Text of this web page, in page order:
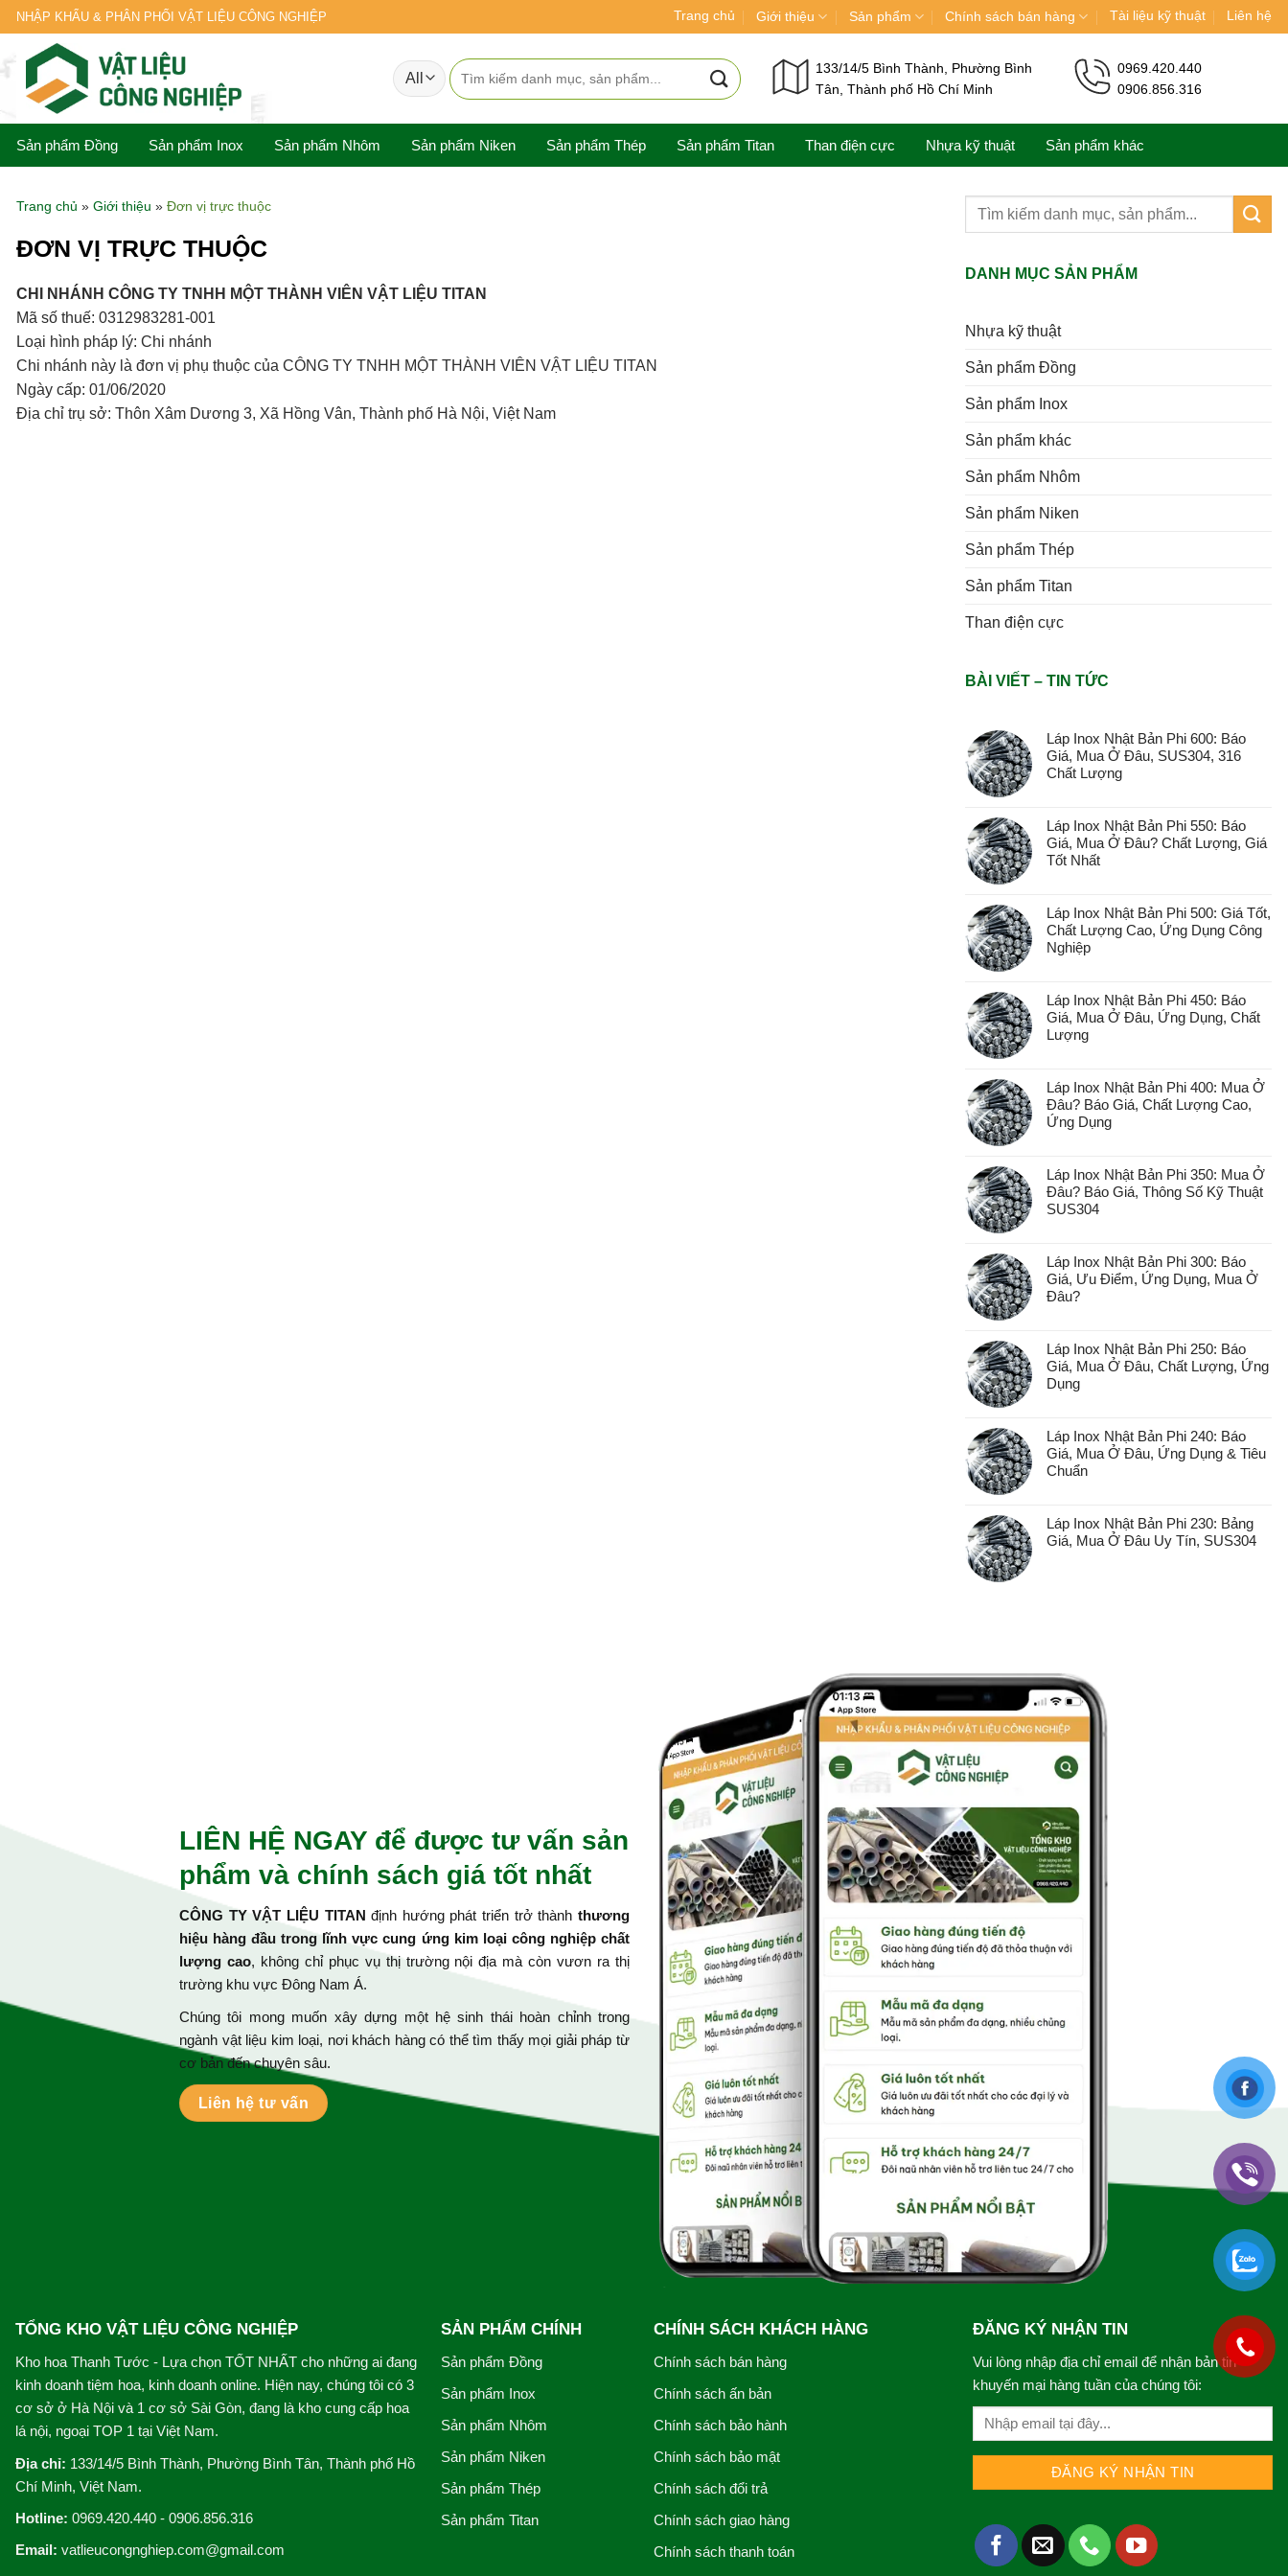
Skip
to
content
NHẬP KHẨU & PHÂN PHỐI VẬT LIỆU CÔNG NGHIỆP Trang chủ Giới thiệu Sản phẩm Chính sách bán hàng Tài liệu kỹ thuật Liên hệ
Tìm
kiếm:
133/14/5 Bình Thành, Phường Bình
Tân, Thành phố Hồ Chí Minh
0969.420.440
0906.856.316
Sản phẩm Đồng Sản phẩm Inox Sản phẩm Nhôm Sản phẩm Niken Sản phẩm Thép Sản phẩm Titan Than điện cực Nhựa kỹ thuật Sản phẩm khác
Trang chủ » Giới thiệu » Đơn vị trực thuộc
ĐƠN VỊ TRỰC THUỘC
CHI NHÁNH CÔNG TY TNHH MỘT THÀNH VIÊN VẬT LIỆU TITAN
Mã số thuế: 0312983281-001
Loại hình pháp lý: Chi nhánh
Chi nhánh này là đơn vị phụ thuộc của CÔNG TY TNHH MỘT THÀNH VIÊN VẬT LIỆU TITAN
Ngày cấp: 01/06/2020
Địa chỉ trụ sở: Thôn Xâm Dương 3, Xã Hồng Vân, Thành phố Hà Nội, Việt Nam
DANH MỤC SẢN PHẨM
Nhựa kỹ thuật
Sản phẩm Đồng
Sản phẩm Inox
Sản phẩm khác
Sản phẩm Nhôm
Sản phẩm Niken
Sản phẩm Thép
Sản phẩm Titan
Than điện cực
BÀI VIẾT – TIN TỨC
Láp Inox Nhật Bản Phi 600: Báo
Giá, Mua Ở Đâu, SUS304, 316
Chất Lượng
Láp Inox Nhật Bản Phi 550: Báo
Giá, Mua Ở Đâu? Chất Lượng, Giá
Tốt Nhất
Láp Inox Nhật Bản Phi 500: Giá Tốt,
Chất Lượng Cao, Ứng Dụng Công
Nghiệp
Láp Inox Nhật Bản Phi 450: Báo
Giá, Mua Ở Đâu, Ứng Dụng, Chất
Lượng
Láp Inox Nhật Bản Phi 400: Mua Ở
Đâu? Báo Giá, Chất Lượng Cao,
Ứng Dụng
Láp Inox Nhật Bản Phi 350: Mua Ở
Đâu? Báo Giá, Thông Số Kỹ Thuật
SUS304
Láp Inox Nhật Bản Phi 300: Báo
Giá, Ưu Điểm, Ứng Dụng, Mua Ở
Đâu?
Láp Inox Nhật Bản Phi 250: Báo
Giá, Mua Ở Đâu, Chất Lượng, Ứng
Dụng
Láp Inox Nhật Bản Phi 240: Báo
Giá, Mua Ở Đâu, Ứng Dụng & Tiêu
Chuẩn
Láp Inox Nhật Bản Phi 230: Bảng
Giá, Mua Ở Đâu Uy Tín, SUS304
LIÊN HỆ NGAY để được tư vấn sản
phẩm và chính sách giá tốt nhất
CÔNG TY VẬT LIỆU TITAN định hướng phát triển trở thànhthương
hiệu hàng đầu trong lĩnh vực cung ứng kim loại công nghiệp chất
lượng cao, không chỉ phục vụ thị trường nội địa mà còn vươn ra thị
trường khu vực Đông Nam Á.
Chúng tôi mong muốn xây dựng một hệ sinh thái hoàn chỉnh trong
ngành vật liệu kim loại, nơi khách hàng có thể tìm thấy mọi giải pháp từ
cơ bản đến chuyên sâu.
Liên hệ tư vấn
TỔNG KHO VẬT LIỆU CÔNG NGHIỆP
Kho hoa Thanh Tước - Lựa chọn TỐT NHẤT cho những ai đang
kinh doanh tiệm hoa, kinh doanh online. Hiện nay, chúng tôi có 3
cơ sở ở Hà Nội và 1 cơ sở Sài Gòn, đang là kho cung cấp hoa
lá nội, ngoại TOP 1 tại Việt Nam.
Địa chỉ: 133/14/5 Bình Thành, Phường Bình Tân, Thành phố Hồ
Chí Minh, Việt Nam.
Hotline: 0969.420.440 - 0906.856.316
Email: vatlieucongnghiep.com@gmail.com
SẢN PHẨM CHÍNH
Sản phẩm Đồng
Sản phẩm Inox
Sản phẩm Nhôm
Sản phẩm Niken
Sản phẩm Thép
Sản phẩm Titan
CHÍNH SÁCH KHÁCH HÀNG
Chính sách bán hàng
Chính sách ấn bản
Chính sách bảo hành
Chính sách bảo mật
Chính sách đổi trả
Chính sách giao hàng
Chính sách thanh toán
ĐĂNG KÝ NHẬN TIN
Vui lòng nhập địa chỉ email để nhận bản tin
khuyến mại hàng tuần của chúng tôi: